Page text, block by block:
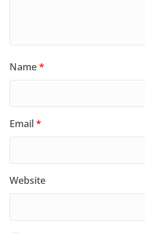
Name*
Email*
Website